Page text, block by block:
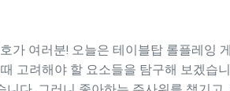
가 여러분! 오늘은 테이블탑 롤플레잉
고려해야 할 요소들을 탐구해 보겠습